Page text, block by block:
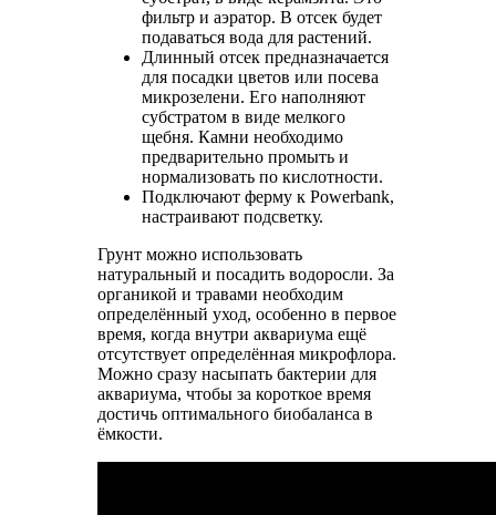
фильтр и аэратор. В отсек будет
подаваться вода для растений.
Длинный отсек предназначается
для посадки цветов или посева
микрозелени. Его наполняют
субстратом в виде мелкого
щебня. Камни необходимо
предварительно промыть и
нормализовать по кислотности.
Подключают ферму к Powerbank,
настраивают подсветку.
Грунт можно использовать
натуральный и посадить водоросли. За
органикой и травами необходим
определённый уход, особенно в первое
время, когда внутри аквариума ещё
отсутствует определённая микрофлора.
Можно сразу насыпать бактерии для
аквариума, чтобы за короткое время
достичь оптимального биобаланса в
ёмкости.